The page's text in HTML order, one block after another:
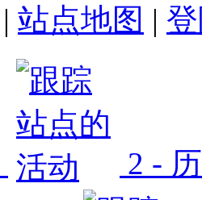
| 站点地图 |
2 -